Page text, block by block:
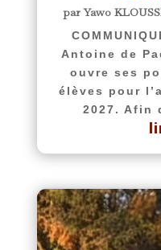
parYawo
Antoine de
ouvre ses
élèves pour
2027. Afin